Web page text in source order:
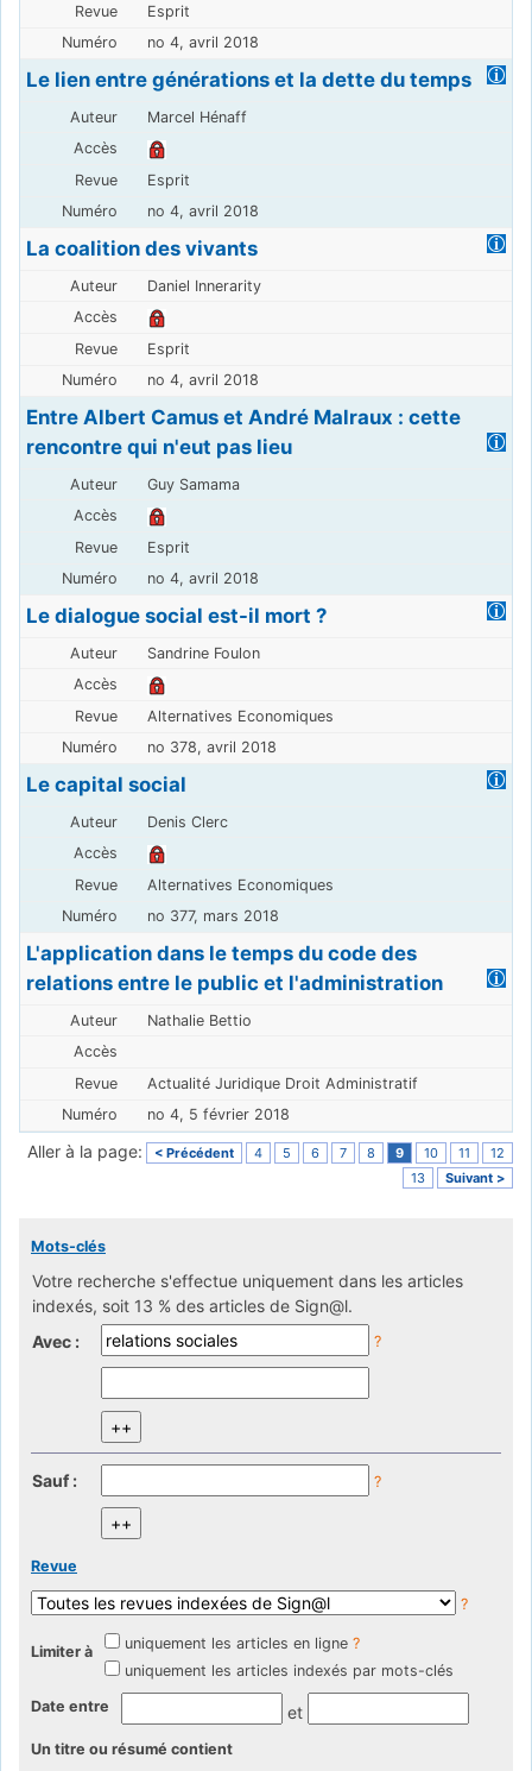
Esprit
no 4, avril 2018
Le lien entre générations et la dette du temps
Marcel Hénaff
Esprit
no 4, avril 2018
La coalition des vivants
Daniel Innerarity
Esprit
no 4, avril 2018
Entre Albert Camus et André Malraux : cette
rencontre qui n'eut pas lieu
Guy Samama
Esprit
no 4, avril 2018
Le dialogue social est-il mort ?
Sandrine Foulon
Alternatives Economiques
no 378, avril 2018
Le capital social
Denis Clerc
Alternatives Economiques
no 377, mars 2018
L'application dans le temps du code des
relations entre le public et l'administration
Nathalie Bettio
Actualité Juridique Droit Administratif
no 4, 5 février 2018
Aller à la page: < Précédent 4 5 6 7 8 9 10 11
12
13
Suivant >
Mots-clés
Votre recherche s'effectue uniquement dans les articles
indexés, soit 13 % des articles de Sign@l.
Avec :
?
Sauf : ?
Revue
?
Limiter à uniquement les articles en ligne ?
uniquement les articles indexés par mots-clés
Date entre et
Un titre ou résumé contient